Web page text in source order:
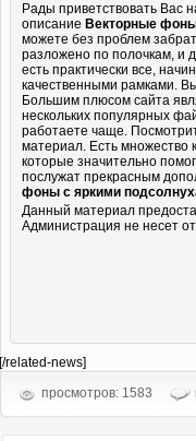
Рады приветствовать Вас
описание Векторные
можете без проблем
разложено по полочкам, и
есть практически все,
качественными рамками.
Большим плюсом сайта
нескольких популярных
работаете чаще.
материал. Есть множество
которые значительно
послужат прекрасным
фоны с яркими
Данный материал
Администрация не несет
[/related-news]
просмотров: 1583